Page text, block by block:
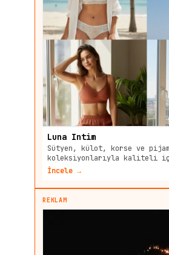
Luna Intim
Sütyen, külot, korse ve
koleksiyonlarıyla kaliteli iç
İncele →
REKLAM